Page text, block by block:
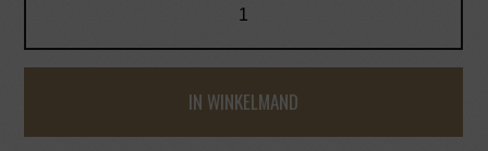
IN WINKELMAND